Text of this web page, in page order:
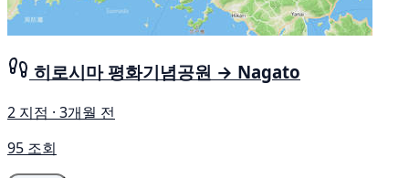
히로시마 평화기념공원 → Nagato
2 지점 · 3개월 전
95 조회